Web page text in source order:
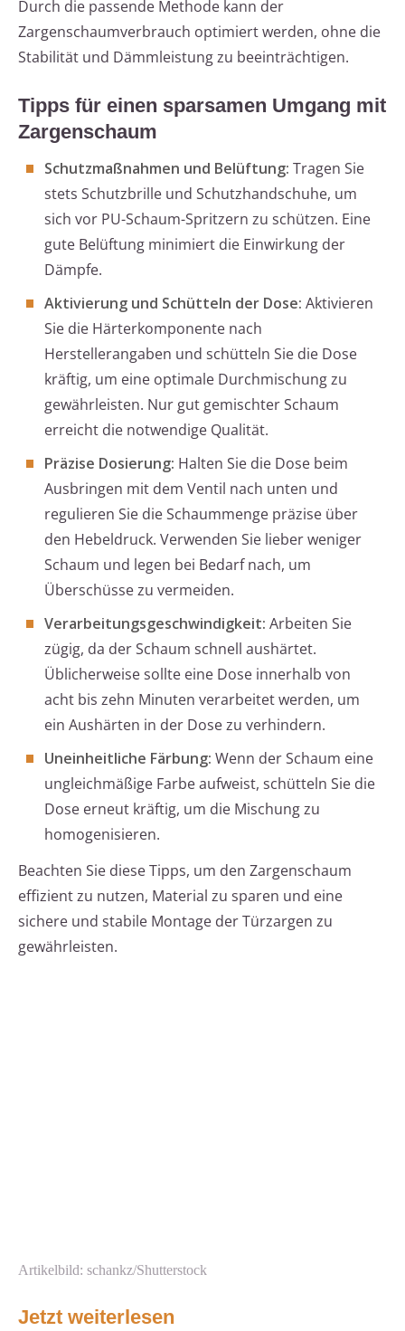
Durch die passende Methode kann der
Zargenschaumverbrauch optimiert werden, ohne die
Stabilität und Dämmleistung zu beeinträchtigen.
Tipps für einen sparsamen Umgang mit
Zargenschaum
Schutzmaßnahmen und Belüftung: Tragen Sie
stets Schutzbrille und Schutzhandschuhe, um
sich vor PU-Schaum-Spritzern zu schützen. Eine
gute Belüftung minimiert die Einwirkung der
Dämpfe.
Aktivierung und Schütteln der Dose: Aktivieren
Sie die Härterkomponente nach
Herstellerangaben und schütteln Sie die Dose
kräftig, um eine optimale Durchmischung zu
gewährleisten. Nur gut gemischter Schaum
erreicht die notwendige Qualität.
Präzise Dosierung: Halten Sie die Dose beim
Ausbringen mit dem Ventil nach unten und
regulieren Sie die Schaummenge präzise über
den Hebeldruck. Verwenden Sie lieber weniger
Schaum und legen bei Bedarf nach, um
Überschüsse zu vermeiden.
Verarbeitungsgeschwindigkeit: Arbeiten Sie
zügig, da der Schaum schnell aushärtet.
Üblicherweise sollte eine Dose innerhalb von
acht bis zehn Minuten verarbeitet werden, um
ein Aushärten in der Dose zu verhindern.
Uneinheitliche Färbung: Wenn der Schaum eine
ungleichmäßige Farbe aufweist, schütteln Sie die
Dose erneut kräftig, um die Mischung zu
homogenisieren.
Beachten Sie diese Tipps, um den Zargenschaum
effizient zu nutzen, Material zu sparen und eine
sichere und stabile Montage der Türzargen zu
gewährleisten.
Artikelbild: schankz/Shutterstock
Jetzt weiterlesen